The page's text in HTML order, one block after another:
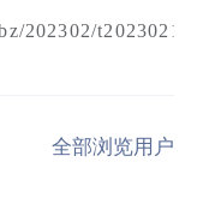
202302/
全部浏览用户